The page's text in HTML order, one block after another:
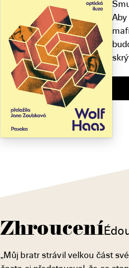
Zhroucení
„Můj bratr strávil velkou část